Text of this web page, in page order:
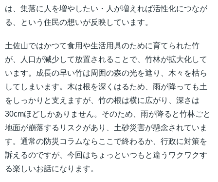
は、集落に人を増やしたい・人が増えれば活性化につなが
る、という住民の想いが反映しています。
土佐山ではかつて食用や生活用具のために育てられた竹
が、人口が減少して放置されることで、竹林が拡大化して
います。成長の早い竹は周囲の森の光を遮り、木々を枯ら
してしまいます。木は根を深くはるため、雨が降っても土
をしっかりと支えますが、竹の根は横に広がり、深さは
30cmほどしかありません。そのため、雨が降ると竹林ごと
地面が崩落するリスクがあり、土砂災害が懸念されていま
す。通常の防災コラムならここで終わるか、行政に対策を
訴えるのですが、今回はちょっといつもと違うワクワクす
る楽しいお話になります。